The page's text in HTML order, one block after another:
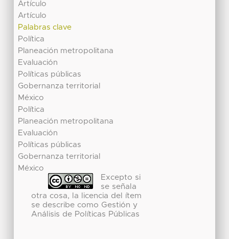
Artículo
Artículo
Palabras clave
Política
Planeación metropolitana
Evaluación
Políticas públicas
Gobernanza territorial
México
Política
Planeación metropolitana
Evaluación
Políticas públicas
Gobernanza territorial
México
Excepto si
se señala
otra cosa, la licencia del ítem
se describe como Gestión y
Análisis de Políticas Públicas